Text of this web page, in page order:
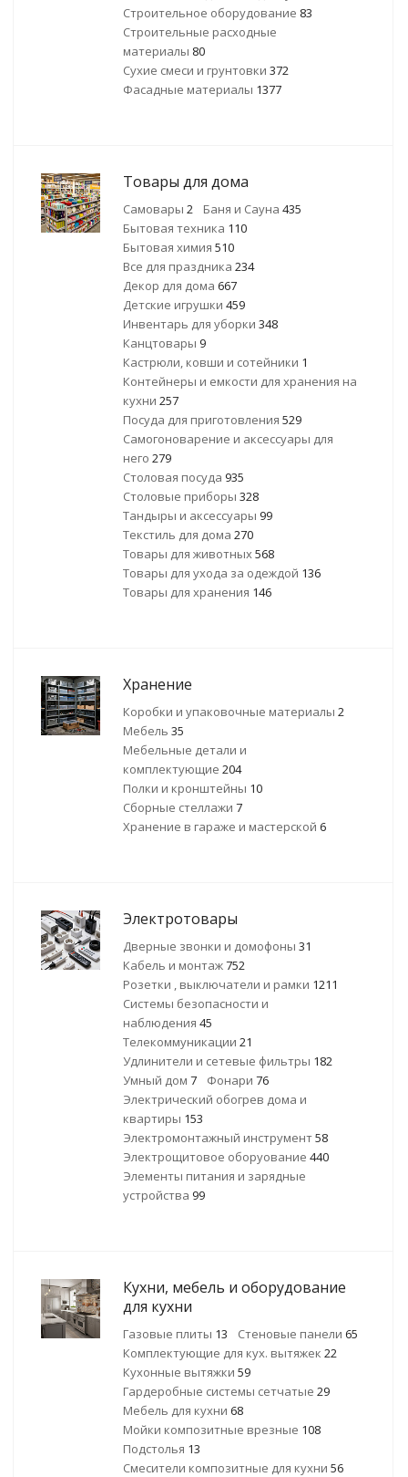
Строительное оборудование 83
Строительные расходные
материалы 80
Сухие смеси и грунтовки 372
Фасадные материалы 1377
Товары для дома
Самовары 2 Баня и Сауна 435
Бытовая техника 110
Бытовая химия 510
Все для праздника 234
Декор для дома 667
Детские игрушки 459
Инвентарь для уборки 348
Канцтовары 9
Кастрюли, ковши и сотейники 1
Контейнеры и емкости для хранения на
кухни 257
Посуда для приготовления 529
Самогоноварение и аксессуары для
него 279
Столовая посуда 935
Столовые приборы 328
Тандыры и аксессуары 99
Текстиль для дома 270
Товары для животных568
Товары для ухода за одеждой 136
Товары для хранения 146
Хранение
Коробки и упаковочные материалы 2
Мебель 35
Мебельные детали и
комплектующие 204
Полки и кронштейны 10
Сборные стеллажи 7
Хранение в гараже и мастерской 6
Электротовары
Дверные звонки и домофоны 31
Кабель и монтаж752
Розетки , выключатели и рамки 1211
Системы безопасности и
наблюдения 45
Телекоммуникации 21
Удлинители и сетевые фильтры 182
Умный дом 7 Фонари 76
Электрический обогрев дома и
квартиры 153
Электромонтажный инструмент58
Электрощитовое оборуование 440
Элементы питания и зарядные
устройства 99
Кухни, мебель и оборудование
для кухни
Газовые плиты 13 Стеновые панели 65
Комплектующие для кух. вытяжек 22
Кухонные вытяжки 59
Гардеробные системы сетчатые 29
Мебель для кухни 68
Мойки композитные врезные 108
Подстолья 13
Смесители композитные для кухни 56